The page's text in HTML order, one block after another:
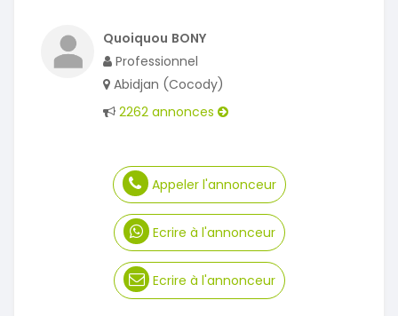
Quoiquou BONY
Professionnel
Abidjan (Cocody)
2262 annonces
Appeler l'annonceur
Ecrire à l'annonceur
Ecrire à l'annonceur